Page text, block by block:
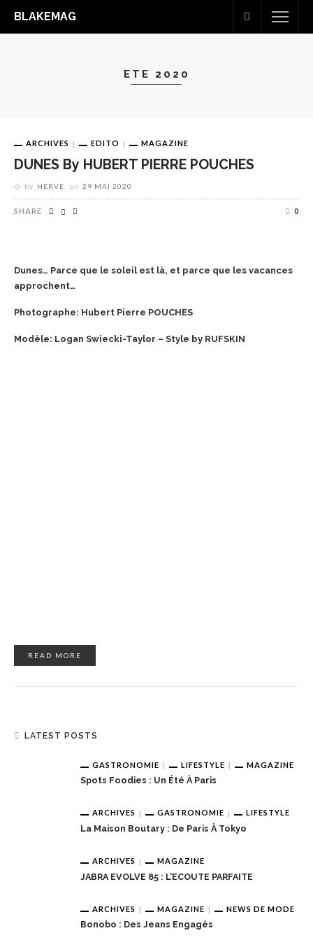
BLAKEMAG
ETE 2020
ARCHIVES EDITO MAGAZINE
DUNES By HUBERT PIERRE POUCHES
by HERVE on 29 MAI 2020
SHARE 0
Dunes… Parce que le soleil est là, et parce que les vacances
approchent…
Photographe: Hubert Pierre POUCHES
Modèle: Logan Swiecki-Taylor – Style by RUFSKIN
READ MORE
LATEST POSTS
GASTRONOMIE LIFESTYLE MAGAZINE
Spots Foodies : Un Été À Paris
ARCHIVES GASTRONOMIE LIFESTYLE
La Maison Boutary : De Paris À Tokyo
ARCHIVES MAGAZINE
JABRA EVOLVE 85 : L’ECOUTE PARFAITE
ARCHIVES MAGAZINE NEWS DE MODE
Bonobo : Des Jeans Engagés